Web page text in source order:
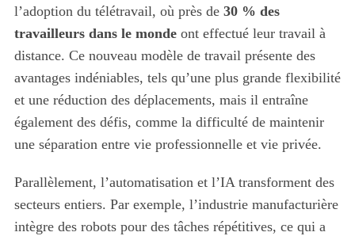
l’adoption du télétravail, où près de 30 % des
travailleurs dans le mondeont effectué leur travail à
distance. Ce nouveau modèle de travail présente des
avantages indéniables, tels qu’une plus grande flexibilité
et une réduction des déplacements, mais il entraîne
également des défis, comme la difficulté de maintenir
une séparation entre vie professionnelle et vie privée.
Parallèlement, l’automatisation et l’IA transforment des
secteurs entiers. Par exemple, l’industrie manufacturière
intègre des robots pour des tâches répétitives, ce qui a